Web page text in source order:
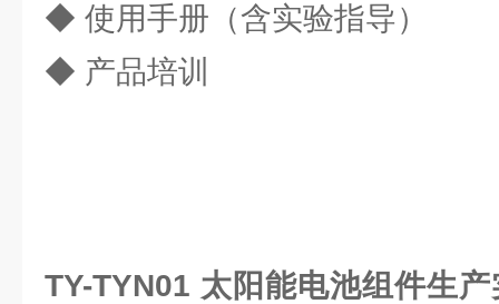
◆ 使用手册（含实验指导）
◆ 产品培训
TY-TYN01 太阳能电池组件生